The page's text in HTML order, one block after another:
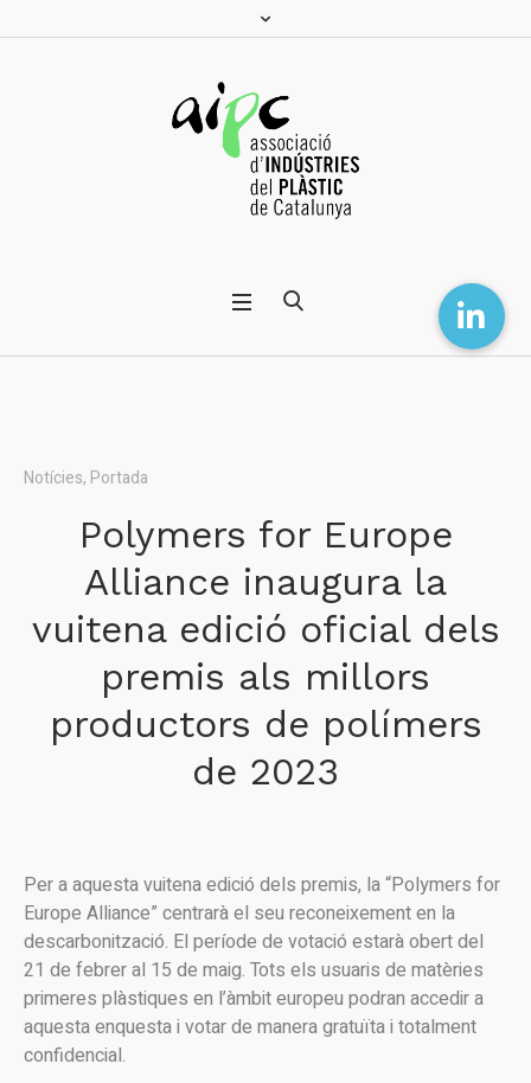
Notícies, Portada
Polymers for Europe
Alliance inaugura la
vuitena edició oficial dels
premis als millors
productors de polímers
de 2023
Per a aquesta vuitena edició dels premis, la “Polymers for
Europe Alliance” centrarà el seu reconeixement en la
descarbonització. El període de votació estarà obert del
21 de febrer al 15 de maig. Tots els usuaris de matèries
primeres plàstiques en l’àmbit europeu podran accedir a
aquesta enquesta i votar de manera gratuïta i totalment
confidencial.